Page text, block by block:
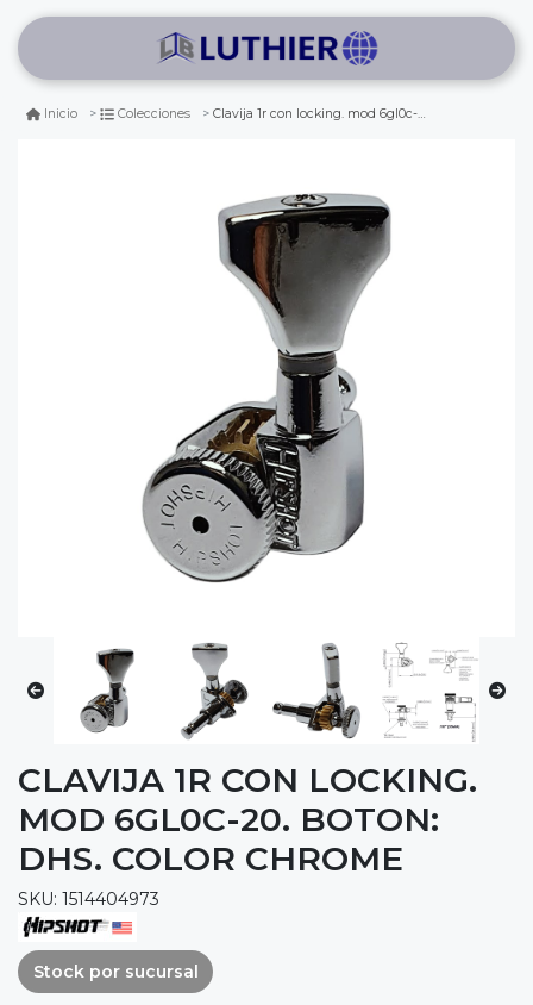
Inicio Colecciones Clavija 1r con locking. mod 6gl0c-20. boton: dhs. color chrome
CLAVIJA 1R CON LOCKING.
MOD 6GL0C-20. BOTON:
DHS. COLOR CHROME
SKU: 1514404973
Stock por sucursal